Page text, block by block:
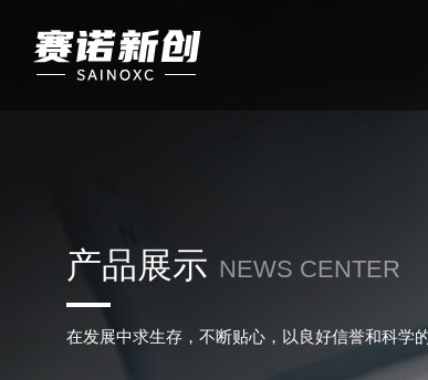
产品展示 NEWS CENTER
在发展中求生存，不断贴心，以良好信誉和科学